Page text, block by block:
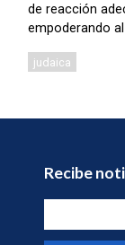
de reacción
empoderando
judaica
Recibe